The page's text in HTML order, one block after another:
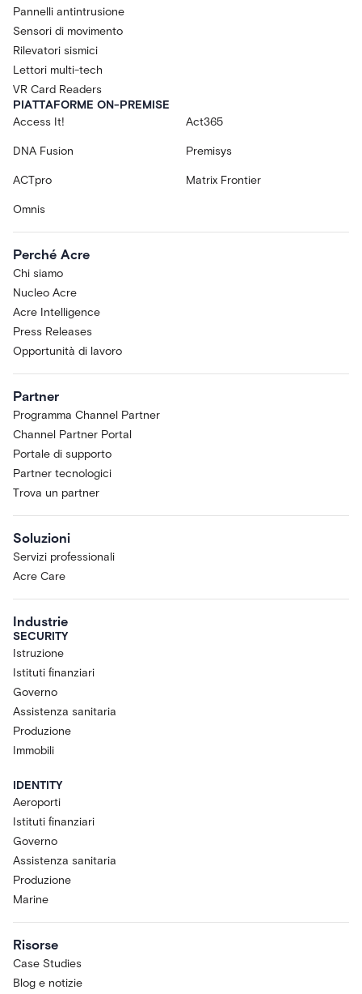
Pannelli antintrusione
Sensori di movimento
Rilevatori sismici
Lettori multi-tech
VR Card Readers
PIATTAFORME ON-PREMISE
Access It!
Act365
DNA Fusion Premisys
ACTpro Matrix Frontier
Omnis
Perché Acre
Chi siamo
Nucleo Acre
Acre Intelligence
Press Releases
Opportunità di lavoro
Partner
Programma Channel Partner
Channel Partner Portal
Portale di supporto
Partner tecnologici
Trova un partner
Soluzioni
Servizi professionali
Acre Care
Industrie
SECURITY
Istruzione
Istituti finanziari
Governo
Assistenza sanitaria
Produzione
Immobili
IDENTITY
Aeroporti
Istituti finanziari
Governo
Assistenza sanitaria
Produzione
Marine
Risorse
Case Studies
Blog e notizie